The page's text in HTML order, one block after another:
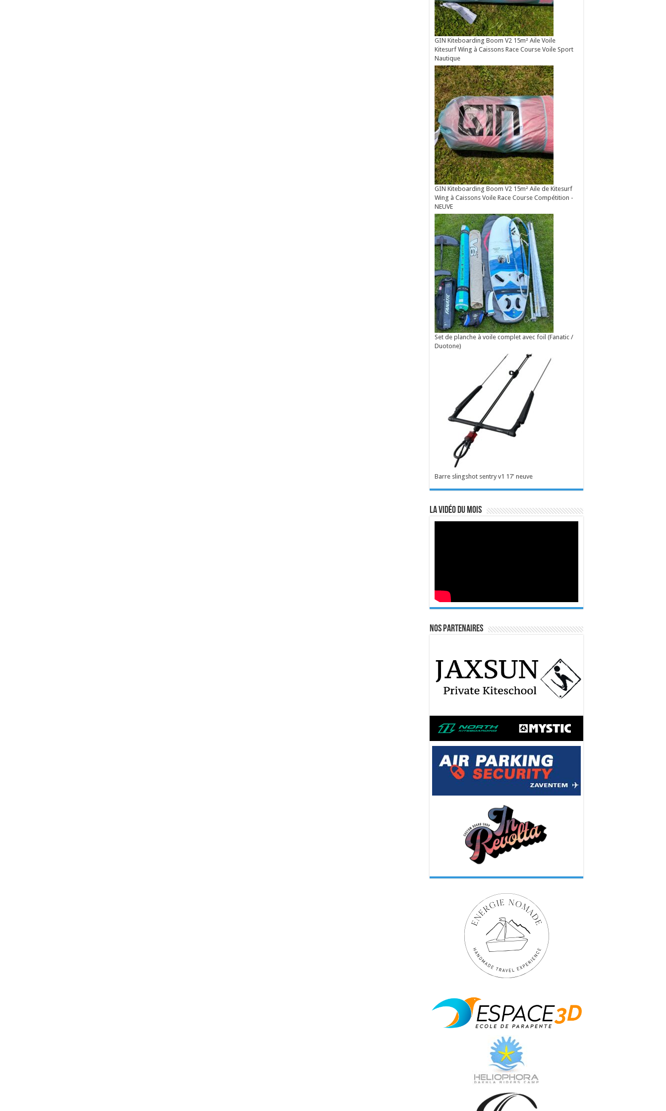
GIN Kiteboarding Boom V2 15m² Aile Voile
Kitesurf Wing à Caissons Race Course Voile Sport
Nautique
GIN Kiteboarding Boom V2 15m² Aile de Kitesurf
Wing à Caissons Voile Race Course Compétition -
NEUVE
Set de planche à voile complet avec foil (Fanatic /
Duotone)
Barre slingshot sentry v1 17' neuve
La vidéo du mois
Nos Partenaires